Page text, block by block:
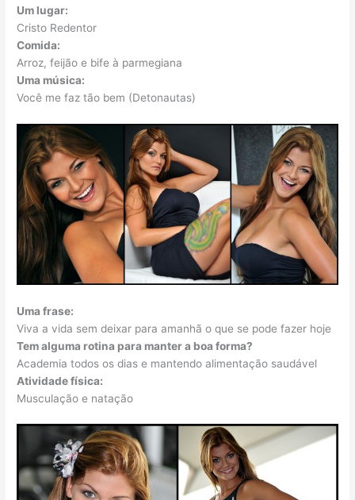
Um lugar:
Cristo Redentor
Comida:
Arroz, feijão e bife à parmegiana
Uma música:
Você me faz tão bem (Detonautas)
Uma frase:
Viva a vida sem deixar para amanhã o que se pode fazer hoje
Tem alguma rotina para manter a boa forma?
Academia todos os dias e mantendo alimentação saudável
Atividade física:
Musculação e natação